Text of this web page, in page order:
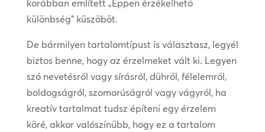
korábban említett „Éppen érzékelhető
különbség” küszöböt.
De bármilyen tartalomtípust is választasz, legyél
biztos benne, hogy az érzelmeket vált ki. Legyen
szó nevetésről vagy sírásról, dühről, félelemről,
boldogságról, szomorúságról vagy vágyról, ha
kreatív tartalmat tudsz építeni egy érzelem
köré, akkor valószínűbb, hogy ez a tartalom